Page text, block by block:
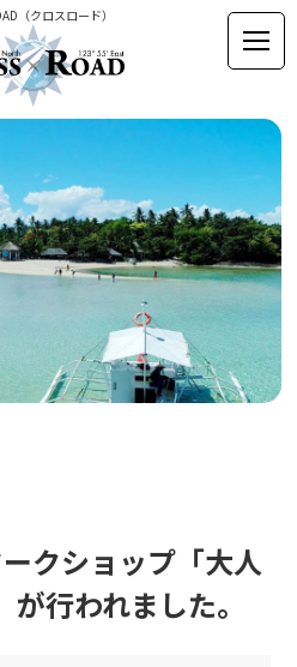
（クロスロード）
クショップ「大人
行われました。